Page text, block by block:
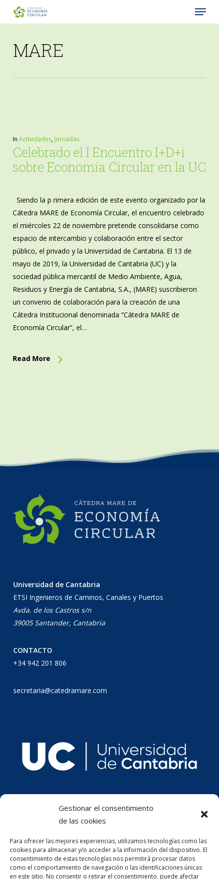
Gestionar el consentimiento
de las cookies
Para ofrecer las mejores experiencias, utilizamos tecnologías como las
cookies para almacenar y/o acceder a la información del dispositivo. El
consentimiento de estas tecnologías nos permitirá procesar datos
como el comportamiento de navegación o las identificaciones únicas
en este sitio. No consentir o retirar el consentimiento, puede afectar
content
Menu
MARE
In Actividades, Jornadas
Celebrado el I Encuentro I+D+i
sobre Economía Circular en la UC
Siendo la p rimera edición de este evento organizado por la
Cátedra MARE de Economía Circular, el encuentro celebrado
el miércoles 22 de noviembre pretende consolidarse como
espacio de intercambio y colaboración entre el sector
público, el privado y la Universidad de Cantabria. El 13 de
mayo de 2019, la Universidad de Cantabria (UC) y la
sociedad pública mercantil de Medio Ambiente, Agua,
Residuos y Energía de Cantabria, S.A., (MARE) suscribieron
un convenio de colaboración para la creación de una
Cátedra Institucional denominada “Cátedra MARE de
Economía Circular”, el…
Read More
Universidad de Cantabria
ETSI Ingenieros de Caminos, Canales y Puertos
Avda. de los Castros s/n
39005 Santander, Cantabria
CONTACTO
+34 942 201 806
secretaria@catedramare.com